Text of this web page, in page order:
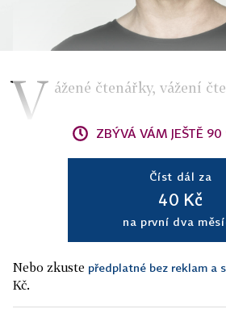
V ážené čtenářky, vážení
ZBÝVÁ VÁM JEŠTĚ
Číst dál za
40 Kč
na první dva
Nebo zkuste předplatné bez reklam a
Kč.